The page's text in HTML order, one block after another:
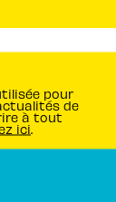
pour
de
à tout
ici.